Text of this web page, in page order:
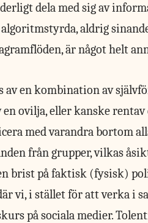
dela med sig av
aldrig
är något helt
en kombination av
en ovilja, eller kanske rentav
med varandra bortom
från grupper, vilkas
brist på faktisk (fysisk)
vi, i stället för att verka i
på sociala medier.